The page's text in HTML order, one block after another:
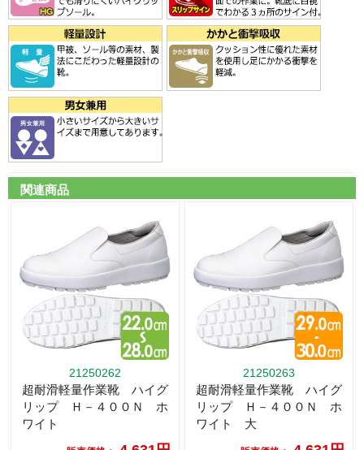
関連商品
21250262
超耐滑軽量作業靴 ハイグ
リップ Ｈ－４００Ｎ ホ
ワイト
21250263
超耐滑軽量作業靴 ハイグ
リップ Ｈ－４００Ｎ ホ
ワイト 大